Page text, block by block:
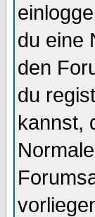
du eine
den
du
kannst,